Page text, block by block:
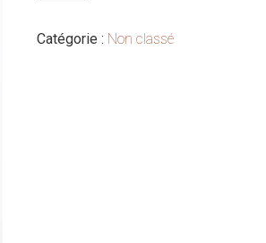
Catégorie : Non classé